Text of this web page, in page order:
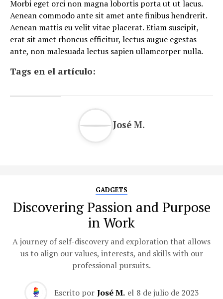
Morbi eget orci non magna lobortis porta ut ut lacus.
Aenean commodo ante sit amet ante finibus hendrerit.
Aenean mattis eu velit vitae placerat. Etiam suscipit,
erat sit amet rhoncus efficitur, lectus augue egestas
ante, non malesuada lectus sapien ullamcorper nulla.
Tags en el artículo:
José M.
GADGETS
Discovering Passion and Purpose
in Work
A journey of self-discovery and exploration that allows
us to align our values, interests, and skills with our
professional pursuits.
Escrito por José M. el 8 de julio de 2023